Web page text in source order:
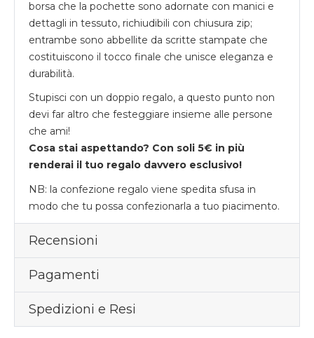
borsa che la pochette sono adornate con manici e
dettagli in tessuto, richiudibili con chiusura zip;
entrambe sono abbellite da scritte stampate che
costituiscono il tocco finale che unisce eleganza e
durabilità.
Stupisci con un doppio regalo, a questo punto non
devi far altro che festeggiare insieme alle persone
che ami!
Cosa stai aspettando? Con soli 5€ in più
renderai il tuo regalo davvero esclusivo!
NB: la confezione regalo viene spedita sfusa in
modo che tu possa confezionarla a tuo piacimento.
Recensioni
Pagamenti
Spedizioni e Resi